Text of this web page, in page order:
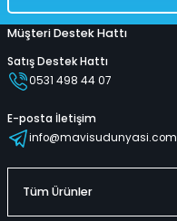
Müşteri Destek Hattı
Satış Destek Hattı
0531 498 44 07
E-posta İletişim
info@mavisudunyasi.com
Tüm Ürünler